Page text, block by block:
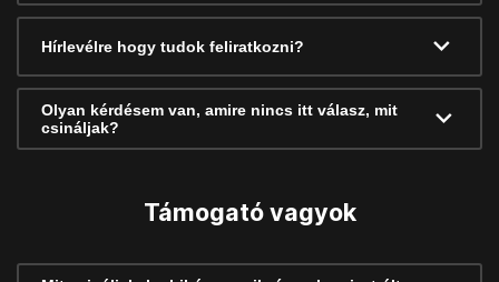
Hírlevélre hogy tudok feliratkozni?
Olyan kérdésem van, amire nincs itt válasz, mit
csináljak?
Támogató vagyok